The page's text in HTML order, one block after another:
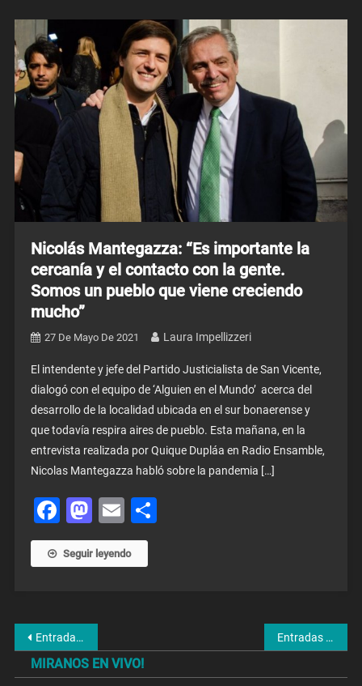
Nicolás Mantegazza: “Es importante la
cercanía y el contacto con la gente.
Somos un pueblo que viene creciendo
mucho”
27 De Mayo De 2021 Laura Impellizzeri
El intendente y jefe del Partido Justicialista de San Vicente,
dialogó con el equipo de ‘Alguien en el Mundo’ acerca del
desarrollo de la localidad ubicada en el sur bonaerense y
que todavía respira aires de pueblo. Esta mañana, en la
entrevista realizada por Quique Dupláa en Radio Ensamble,
Nicolas Mantegazza habló sobre la pandemia […]
Facebook
Mastodon
Email
Seguir leyendo
Navegación
de
Entradas anteriores Entradas siguientes
MIRANOS EN VIVO!